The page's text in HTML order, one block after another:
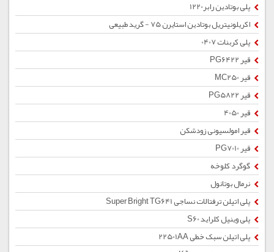
پلی بوتادین رابر1220
اکریلونیتریل بوتادین استایرن 75 - گرید طبیعی
پلی کربنات 0407
قیر PG6422
قیر MC250
قیر PG5822
قیر 4050
قیر امولسیونی زودشکن
قیر PG7010
گوگرد کلوخه
نرمال بوتانول
پلی اتیلن ترفتالات نساجی Super Bright TG641
پلی وینیل کلراید S60
پلی اتیلن سبک خطی 22501AA